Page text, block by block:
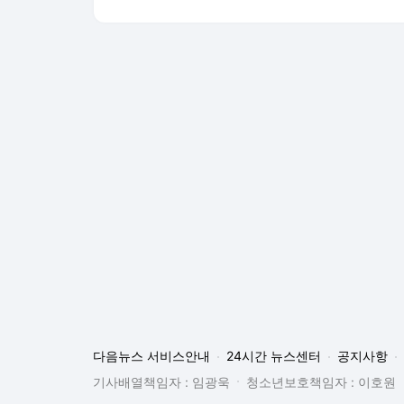
다음뉴스 서비스안내 24시간 뉴스센터 공지사항
기사배열책임자 : 임광욱
청소년보호책임자 : 이호원